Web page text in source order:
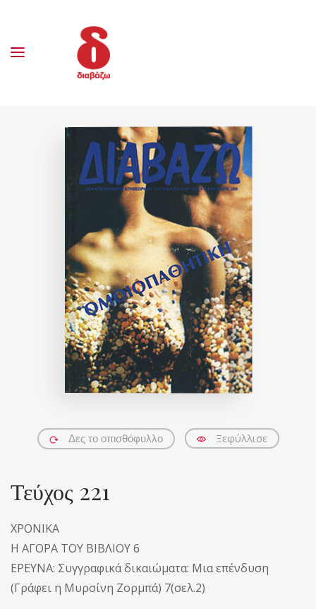
Δες το οπισθόφυλλο Ξεφύλλισε
Τεύχος 221
ΧΡΟΝΙΚΑ
Η ΑΓΟΡΑ ΤΟΥ ΒΙΒΛΙΟΥ 6
ΕΡΕΥΝΑ: Συγγραφικά δικαιώματα: Μια επένδυση
(Γράφει η Μυρσίνη Ζορμπά) 7(σελ.2)